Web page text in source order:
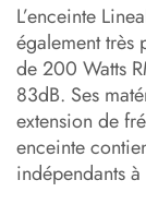
L’enceinte
également très
de 200 Watts
83dB. Ses
extension de
enceinte
indépendants